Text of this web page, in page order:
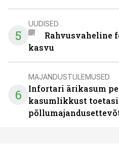
5
UUDISED
Rahvusvaheline
kasvu
6
MAJANDUSTULEMUSED
Infortari ärikasum
kasumlikkust